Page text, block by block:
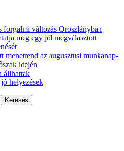
forgalmi változás Oroszlányban
meg egy jól megválasztott
menetrend az augusztusi munkanap-
idején
állhattak
helyezések